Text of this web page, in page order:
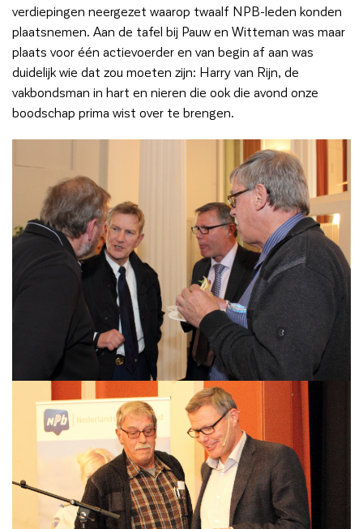
verdiepingen neergezet waarop twaalf NPB-leden konden
plaatsnemen. Aan de tafel bij Pauw en Witteman was maar
plaats voor één actievoerder en van begin af aan was
duidelijk wie dat zou moeten zijn: Harry van Rijn, de
vakbondsman in hart en nieren die ook die avond onze
boodschap prima wist over te brengen.